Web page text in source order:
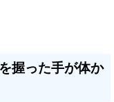
握った手が体か